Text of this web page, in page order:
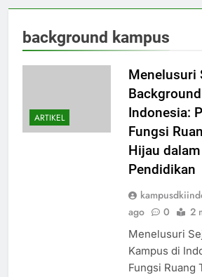
background kampus
ARTIKEL
Menelusuri
Indonesia:
Fungsi
Hijau
Pendidikan
ago
0 2
Menelusuri
Kampus di
Fungsi Ruang